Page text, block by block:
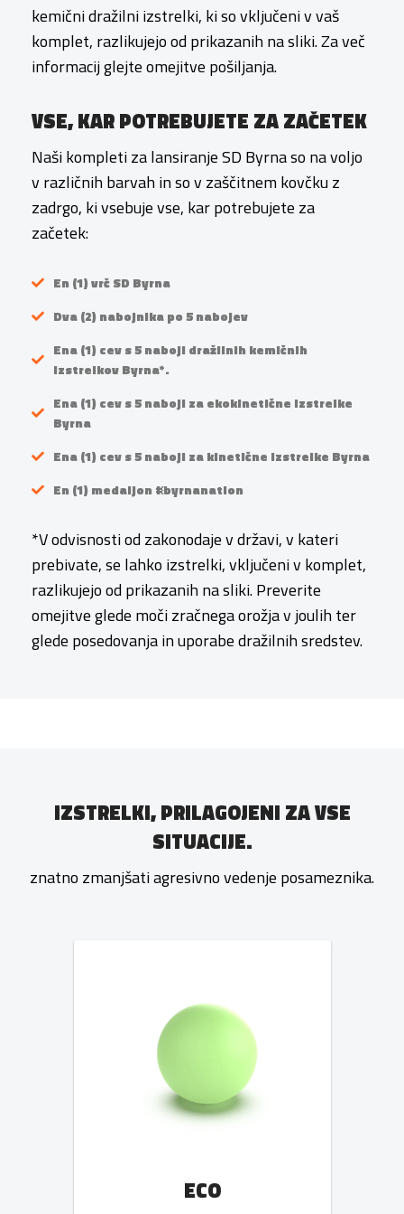
kemični dražilni izstrelki, ki so vključeni v vaš
komplet, razlikujejo od prikazanih na sliki. Za več
informacij glejte omejitve pošiljanja.
VSE, KAR POTREBUJETE ZA ZAČETEK
Naši kompleti za lansiranje SD Byrna so na voljo
v različnih barvah in so v zaščitnem kovčku z
zadrgo, ki vsebuje vse, kar potrebujete za
začetek:
En (1) vrč SD Byrna
Dva (2) nabojnika po 5 nabojev
Ena (1) cev s 5 naboji dražilnih kemičnih
izstrelkov Byrna*.
Ena (1) cev s 5 naboji za ekokinetične izstrelke
Byrna
Ena (1) cev s 5 naboji za kinetične izstrelke Byrna
En (1) medaljon #byrnanation
*V odvisnosti od zakonodaje v državi, v kateri
prebivate, se lahko izstrelki, vključeni v komplet,
razlikujejo od prikazanih na sliki. Preverite
omejitve glede moči zračnega orožja v joulih ter
glede posedovanja in uporabe dražilnih sredstev.
IZSTRELKI, PRILAGOJENI ZA VSE
SITUACIJE.
znatno zmanjšati agresivno vedenje posameznika.
ECO